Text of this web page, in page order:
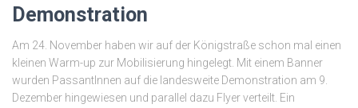
Demonstration
Am 24. November haben wir auf der Königstraße schon mal einen
kleinen Warm-up zur Mobilisierung hingelegt. Mit einem Banner
wurden PassantInnen auf die landesweite Demonstration am 9.
Dezember hingewiesen und parallel dazu Flyer verteilt. Ein